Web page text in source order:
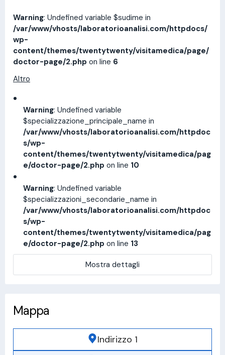
Warning: Undefined variable $sudime in
/var/www/vhosts/laboratorioanalisi.com/httpdocs/
wp-
content/themes/twentytwenty/visitamedica/page/
doctor-page/2.php on line 6
Altro
Warning: Undefined variable
$specializzazione_principale_name in
/var/www/vhosts/laboratorioanalisi.com/httpdoc
s/wp-
content/themes/twentytwenty/visitamedica/pag
e/doctor-page/2.php on line 10
Warning: Undefined variable
$specializzazioni_secondarie_name in
/var/www/vhosts/laboratorioanalisi.com/httpdoc
s/wp-
content/themes/twentytwenty/visitamedica/pag
e/doctor-page/2.php on line 13
Mostra dettagli
Mappa
Indirizzo 1